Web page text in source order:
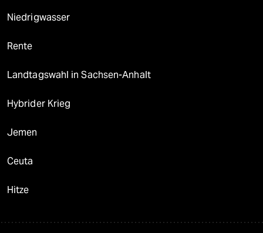
Niedrigwasser
Rente
Landtagswahl in Sachsen-Anhalt
Hybrider Krieg
Jemen
Ceuta
Hitze